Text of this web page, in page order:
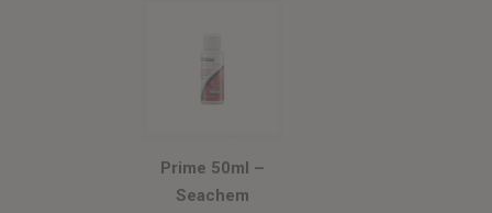
Prime 50ml –
Seachem